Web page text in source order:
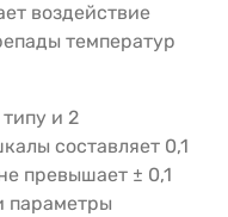
воздействие
температур
и 2
составляет 0,1
превышает ± 0,1
параметры